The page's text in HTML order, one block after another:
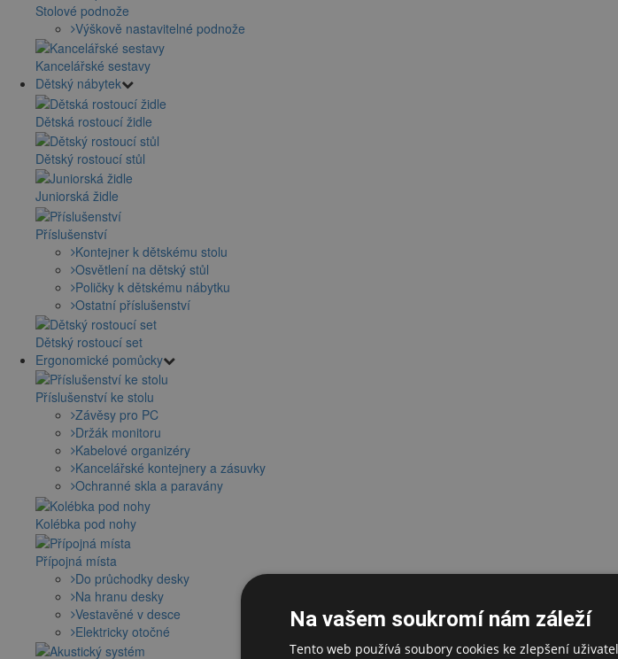
Stolové podnože
Výškově nastavitelné podnože
Kancelářské sestavy
Dětský nábytek
Dětská rostoucí židle
Dětský rostoucí stůl
Juniorská židle
Příslušenství
Kontejner k dětskému stolu
Osvětlení na dětský stůl
Poličky k dětskému nábytku
Ostatní příslušenství
Dětský rostoucí set
Ergonomické pomůcky
Příslušenství ke stolu
Závěsy pro PC
Držák monitoru
Kabelové organizéry
Kancelářské kontejnery a zásuvky
Ochranné skla a paravány
Kolébka pod nohy
Přípojná místa
Do průchodky desky
Na hranu desky
Vestavěné v desce
Elektricky otočné
Na vašem soukromí nám záleží
Tento web používá soubory cookies ke zlepšení